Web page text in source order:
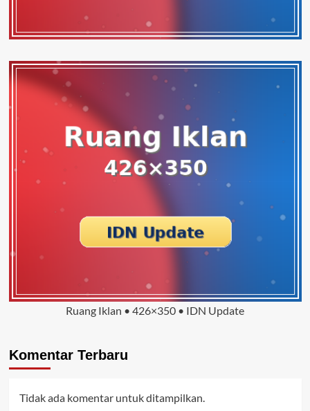
Ruang Iklan • 426×350 • IDN Update
Komentar Terbaru
Tidak ada komentar untuk ditampilkan.